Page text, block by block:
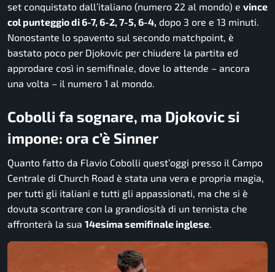
set conquistato dall’italiano (numero 22 al mondo) e vince
col punteggio di 6-7, 6-2, 7-5, 6-4, dopo 3 ore e 13 minuti.
Nonostante lo spavento sul secondo matchpoint, è
bastato poco per Djokovic per chiudere la partita ed
approdare così in semifinale, dove lo attende – ancora
una volta – il numero 1 al mondo.
Cobolli fa sognare, ma Djokovic si
impone: ora c’è Sinner
Quanto fatto da Flavio Cobolli quest’oggi presso il Campo
Centrale di Church Road è stata una vera e propria magia,
per tutti gli italiani e tutti gli appassionati, ma che si è
dovuta scontrare con la grandiosità di un tennista che
affronterà la sua 14esima semifinale inglese